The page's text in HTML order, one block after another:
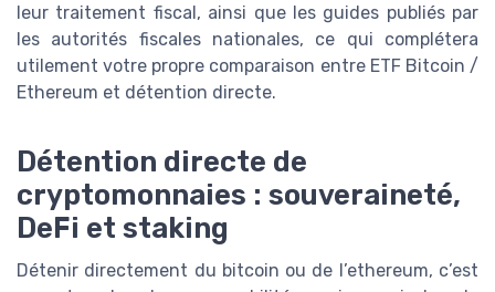
leur traitement fiscal, ainsi que les guides publiés par
les autorités fiscales nationales, ce qui complétera
utilement votre propre comparaison entre ETF Bitcoin /
Ethereum et détention directe.
Détention directe de
cryptomonnaies : souveraineté,
DeFi et staking
Détenir directement du bitcoin ou de l’ethereum, c’est